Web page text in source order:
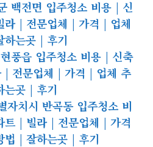
백전면 입주청소 비용 | 신
| 전문업체 | 가격 | 업체
는곳 | 후기
풍읍 입주청소 비용 | 신축
| 전문업체 | 가격 | 업체 추
곳 | 후기
자치시 반곡동 입주청소 비
| 빌라 | 전문업체 | 가격
법 | 잘하는곳 | 후기